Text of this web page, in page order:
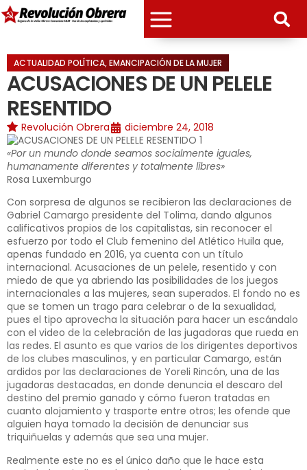
ACTUALIDAD POLÍTICA,EMANCIPACIÓN DE LA MUJER
ACUSACIONES DE UN PELELE
RESENTIDO
Revolución Obrera
diciembre 24, 2018
«Por un mundo donde seamos socialmente iguales,
humanamente diferentes y totalmente libres»
Rosa Luxemburgo
Con sorpresa de algunos se recibieron las declaraciones de
Gabriel Camargo presidente del Tolima, dando algunos
calificativos propios de los capitalistas, sin reconocer el
esfuerzo por todo el Club femenino del Atlético Huila que,
apenas fundado en 2016, ya cuenta con un título
internacional. Acusaciones de un pelele, resentido y con
miedo de que ya abriendo las posibilidades de los juegos
internacionales a las mujeres, sean superados. El fondo no es
que se tomen un trago para celebrar o de la sexualidad,
pues el tipo aprovecha la situación para hacer un escándalo
con el video de la celebración de las jugadoras que rueda en
las redes. El asunto es que varios de los dirigentes deportivos
de los clubes masculinos, y en particular Camargo, están
ardidos por las declaraciones de Yoreli Rincón, una de las
jugadoras destacadas, en donde denuncia el descaro del
destino del premio ganado y cómo fueron tratadas en
cuanto alojamiento y trasporte entre otros; les ofende que
alguien haya tomado la decisión de denunciar sus
triquiñuelas y además que sea una mujer.
Realmente este no es el único daño que le hace esta